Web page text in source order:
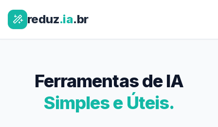
reduz.ia.br
Ferramentas de IA
Simples e Úteis.